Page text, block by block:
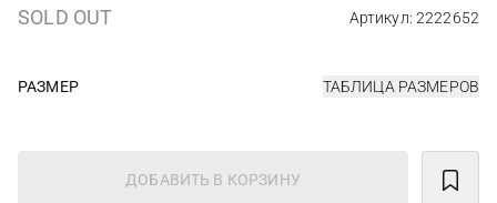
SOLD OUT Артикул: 2222652
РАЗМЕР ТАБЛИЦА РАЗМЕРОВ
ДОБАВИТЬ В КОРЗИНУ